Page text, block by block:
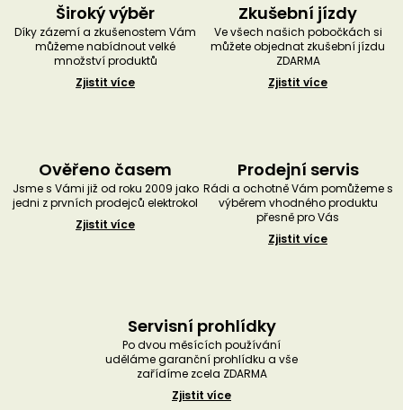
Široký výběr
Díky zázemí a zkušenostem Vám
můžeme nabídnout velké
množství produktů
Zjistit více
Zkušební jízdy
Ve všech našich pobočkách si
můžete objednat zkušební jízdu
ZDARMA
Zjistit více
Ověřeno časem
Jsme s Vámi již od roku 2009 jako
jedni z prvních prodejců elektrokol
Zjistit více
Prodejní servis
Rádi a ochotně Vám pomůžeme s
výběrem vhodného produktu
přesně pro Vás
Zjistit více
Servisní prohlídky
Po dvou měsících používání
uděláme garanční prohlídku a vše
zařídíme zcela ZDARMA
Zjistit více